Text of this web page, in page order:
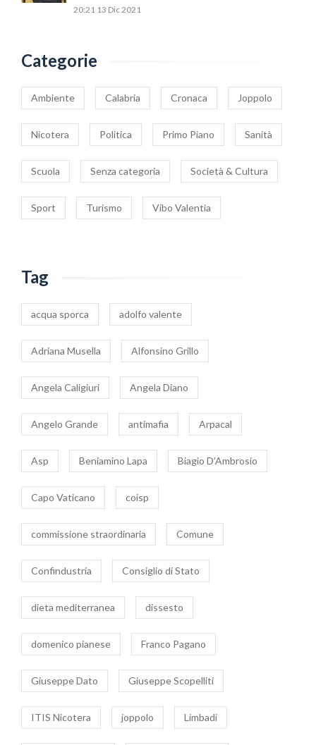
20:21 13 Dic 2021
Categorie
Ambiente Calabria Cronaca Joppolo
Nicotera Politica Primo Piano Sanità
Scuola Senza categoria Società & Cultura
Sport Turismo Vibo Valentia
Tag
acqua sporca adolfo valente
Adriana Musella Alfonsino Grillo
Angela Caligiuri Angela Diano
Angelo Grande antimafia Arpacal
Asp Beniamino Lapa Biagio D’Ambrosio
Capo Vaticano coisp
commissione straordinaria Comune
Confindustria Consiglio di Stato
dieta mediterranea dissesto
domenico pianese Franco Pagano
Giuseppe Dato Giuseppe Scopelliti
ITIS Nicotera joppolo Limbadi